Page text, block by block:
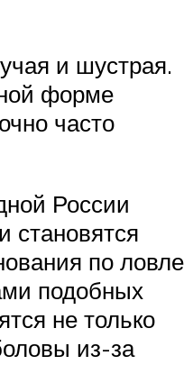
и шустрая.
форме
часто
России
становятся
по ловле
подобных
не только
из-за